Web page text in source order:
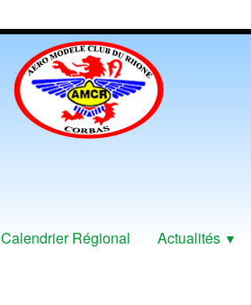
Calendrier Régional Actualités ▼